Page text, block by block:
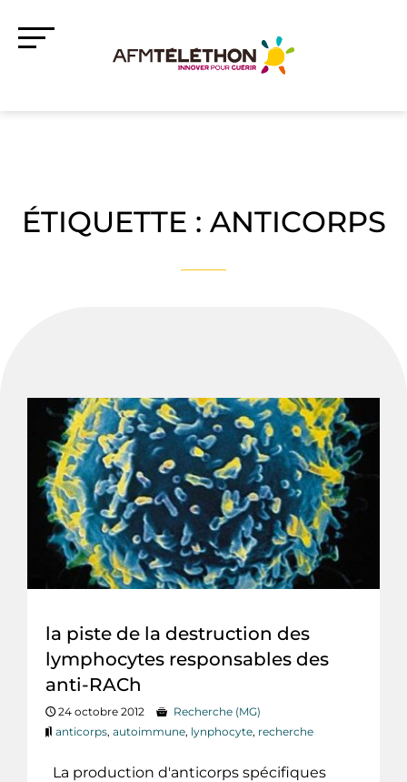
ÉTIQUETTE : ANTICORPS
la piste de la destruction des
lymphocytes responsables des
anti-RACh
24 octobre 2012
Recherche (MG)
anticorps, autoimmune, lynphocyte, recherche
La production d'anticorps spécifiques